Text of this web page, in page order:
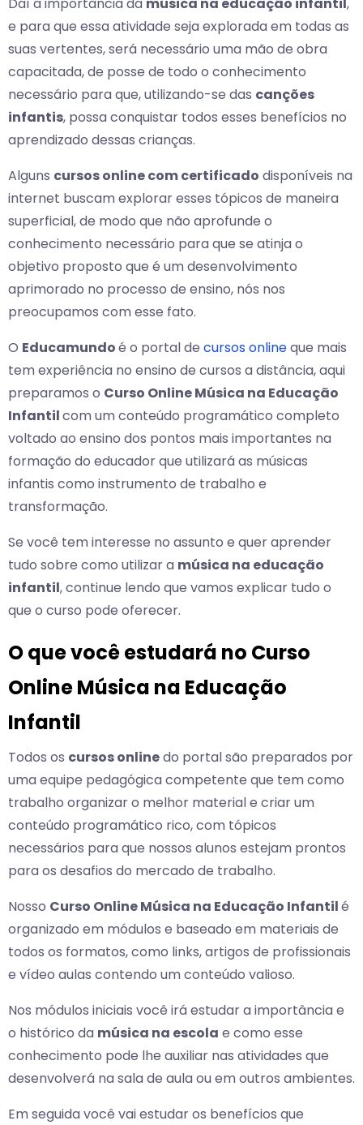
e para que essa atividade seja explorada em todas as
suas vertentes, será necessário uma mão de obra
capacitada, de posse de todo o conhecimento
necessário para que, utilizando-se das canções
infantis, possa conquistar todos esses benefícios no
aprendizado dessas crianças.
Alguns cursos online com certificado disponíveis na
internet buscam explorar esses tópicos de maneira
superficial, de modo que não aprofunde o
conhecimento necessário para que se atinja o
objetivo proposto que é um desenvolvimento
aprimorado no processo de ensino, nós nos
preocupamos com esse fato.
O Educamundoé o portal de cursos onlineque mais
tem experiência no ensino de cursos a distância, aqui
preparamos o Curso Online Música na Educação
Infantilcom um conteúdo programático completo
voltado ao ensino dos pontos mais importantes na
formação do educador que utilizará as músicas
infantis como instrumento de trabalho e
transformação.
Se você tem interesse no assunto e quer aprender
tudo sobre como utilizar a música na educação
infantil, continue lendo que vamos explicar tudo o
que o curso pode oferecer.
O que você estudará no Curso
Online Música na Educação
Infantil
Todos os cursos onlinedo portal são preparados por
uma equipe pedagógica competente que tem como
trabalho organizar o melhor material e criar um
conteúdo programático rico, com tópicos
necessários para que nossos alunos estejam prontos
para os desafios do mercado de trabalho.
Nosso Curso Online Música na Educação Infantilé
organizado em módulos e baseado em materiais de
todos os formatos, como links, artigos de profissionais
e vídeo aulas contendo um conteúdo valioso.
Nos módulos iniciais você irá estudar a importância e
o histórico da música na escola e como esse
conhecimento pode lhe auxiliar nas atividades que
desenvolverá na sala de aula ou em outros ambientes.
Em seguida você vai estudar os benefícios que